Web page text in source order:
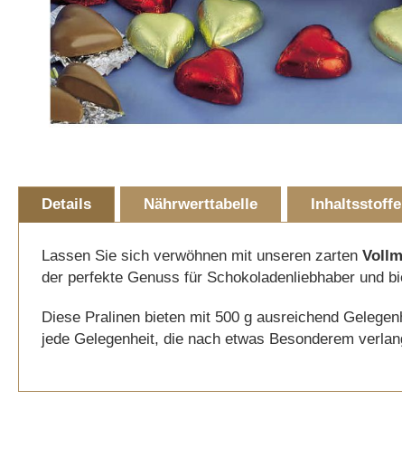
to
gallery
Details
Lassen Sie sich verwöhnen mit unseren zarten
der perfekte Genuss für Schokoladenliebhaber und
Diese Pralinen bieten mit 500 g ausreichend
jede Gelegenheit, die nach etwas Besonderem
Nährwerttabelle Inhaltsstoffe